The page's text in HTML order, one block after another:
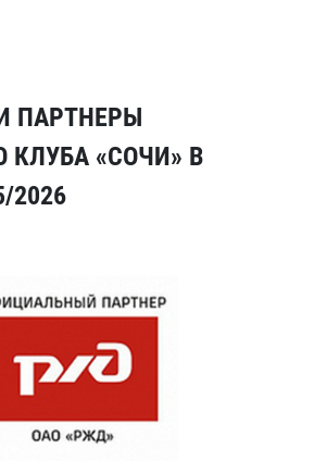
ПАРТНЕРЫ
КЛУБА «СОЧИ» В
2026